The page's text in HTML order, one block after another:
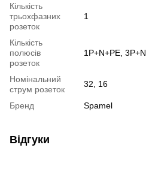
Кількість
трьохфазних
розеток
1
Кількість
полюсів
розеток
1P+N+PE, 3P+N
Номінальний
струм розеток
32, 16
Бренд Spamel
Відгуки